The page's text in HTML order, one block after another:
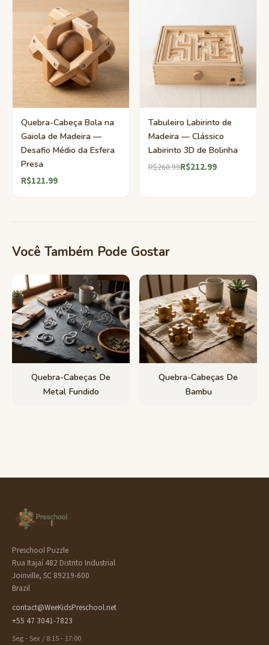
Quebra-Cabeça Bola na
Gaiola de Madeira —
Desafio Médio da Esfera
Presa
R$121.99
Tabuleiro Labirinto de
Madeira — Clássico
Labirinto 3D de Bolinha
R$260.99R$212.99
Você Também Pode Gostar
Quebra-Cabeças De
Metal Fundido
Quebra-Cabeças De
Bambu
Preschool Puzzle
Rua Itajaí 482 Distrito Industrial
Joinville, SC 89219-600
Brazil
contact@WeeKidsPreschool.net
+55 47 3041-7823
Seg - Sex / 8:15 - 17:00